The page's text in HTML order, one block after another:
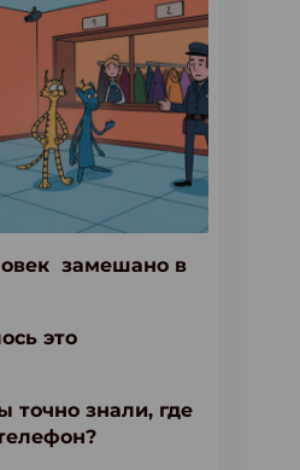
замешано в
это
точно знали, где